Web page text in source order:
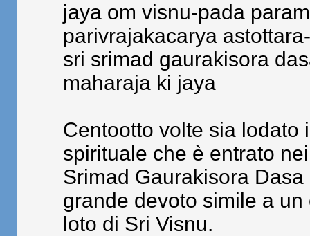
jaya om visnu-pada
parivrajakacarya
sri srimad gaurakisora
maharaja ki jaya
Centootto volte sia lodato
spirituale che è entrato
Srimad Gaurakisora
grande devoto simile a
loto di Sri Visnu.